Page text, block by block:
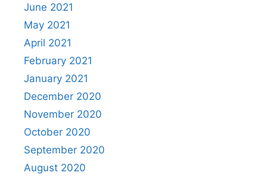
June 2021
May 2021
April 2021
February 2021
January 2021
December 2020
November 2020
October 2020
September 2020
August 2020